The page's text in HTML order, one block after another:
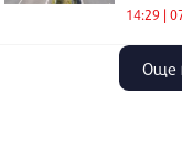
14:29 |
Още